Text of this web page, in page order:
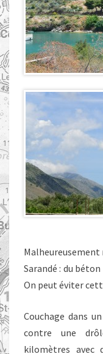
Sarandé : du
On peut éviter
Couchage dans
contre une
kilomètres avec